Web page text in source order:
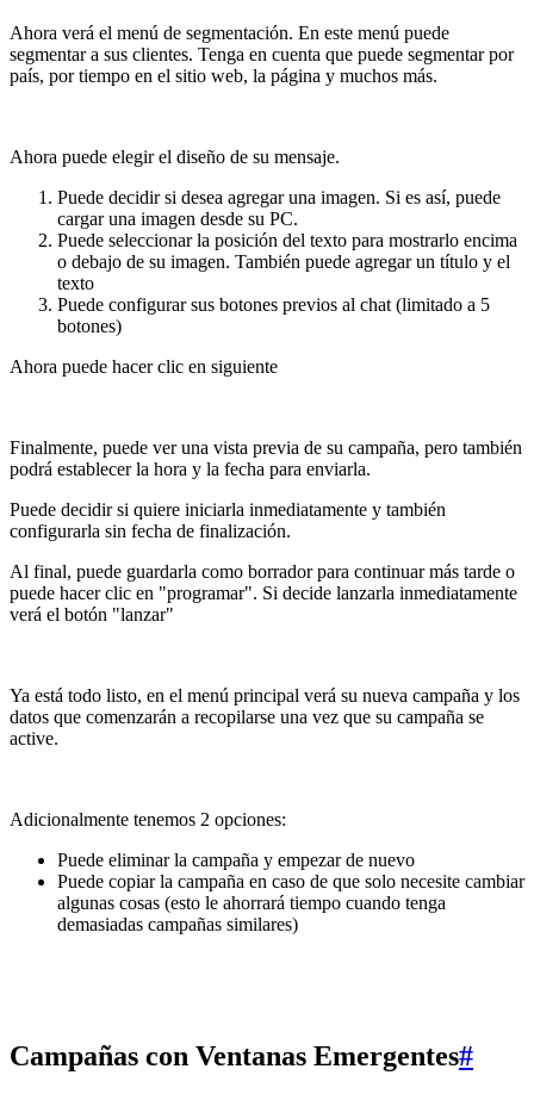
Ahora verá el menú de segmentación. En este menú puede
segmentar a sus clientes. Tenga en cuenta que puede segmentar por
país, por tiempo en el sitio web, la página y muchos más.
Ahora puede elegir el diseño de su mensaje.
Puede decidir si desea agregar una imagen. Si es así, puede
cargar una imagen desde su PC.
Puede seleccionar la posición del texto para mostrarlo encima
o debajo de su imagen. También puede agregar un título y el
texto
Puede configurar sus botones previos al chat (limitado a 5
botones)
Ahora puede hacer clic en siguiente
Finalmente, puede ver una vista previa de su campaña, pero también
podrá establecer la hora y la fecha para enviarla.
Puede decidir si quiere iniciarla inmediatamente y también
configurarla sin fecha de finalización.
Al final, puede guardarla como borrador para continuar más tarde o
puede hacer clic en "programar". Si decide lanzarla inmediatamente
verá el botón "lanzar"
Ya está todo listo, en el menú principal verá su nueva campaña y los
datos que comenzarán a recopilarse una vez que su campaña se
active.
Adicionalmente tenemos 2 opciones:
Puede eliminar la campaña y empezar de nuevo
Puede copiar la campaña en caso de que solo necesite cambiar
algunas cosas (esto le ahorrará tiempo cuando tenga
demasiadas campañas similares)
Campañas con Ventanas Emergentes#